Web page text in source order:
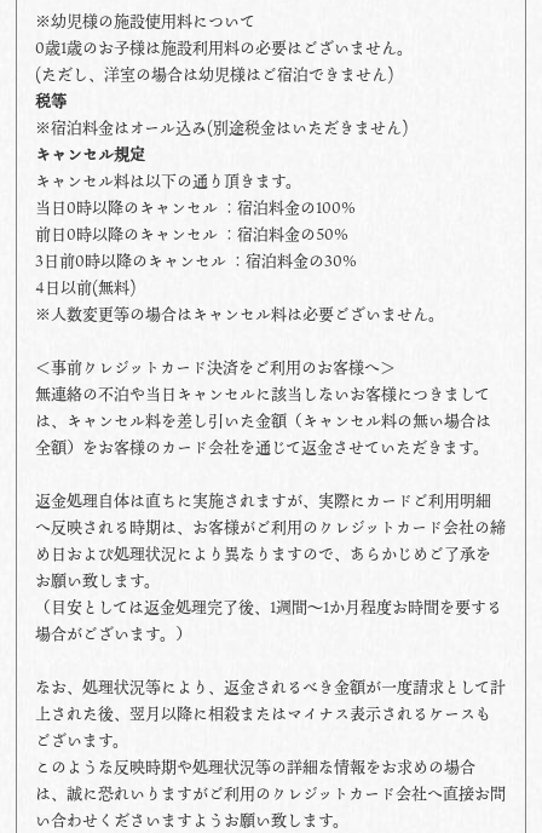
※幼児様の施設使用料について
0歳1歳のお子様は施設利用料の必要はございません。
(ただし、洋室の場合は幼児様はご宿泊できません)
税等
※宿泊料金はオール込み(別途税金はいただきません)
キャンセル規定
キャンセル料は以下の通り頂きます。
当日0時以降のキャンセル ：宿泊料金の100%
前日0時以降のキャンセル ：宿泊料金の50%
3日前0時以降のキャンセル ：宿泊料金の30%
4日以前(無料)
※人数変更等の場合はキャンセル料は必要ございません。
＜事前クレジットカード決済をご利用のお客様へ＞
無連絡の不泊や当日キャンセルに該当しないお客様につきまして
は、キャンセル料を差し引いた金額（キャンセル料の無い場合は
全額）をお客様のカード会社を通じて返金させていただきます。
返金処理自体は直ちに実施されますが、実際にカードご利用明細
へ反映される時期は、お客様がご利用のクレジットカード会社の締
め日および処理状況により異なりますので、あらかじめご了承を
お願い致します。
（目安としては返金処理完了後、1週間～1か月程度お時間を要する
場合がございます。）
なお、処理状況等により、返金されるべき金額が一度請求として計
上された後、翌月以降に相殺またはマイナス表示されるケースも
ございます。
このような反映時期や処理状況等の詳細な情報をお求めの場合
は、誠に恐れいりますがご利用のクレジットカード会社へ直接お問
い合わせくださいますようお願い致します。